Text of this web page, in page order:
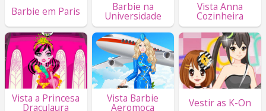
Barbie em Paris Barbie na
Universidade
Vista Anna
Cozinheira
Vista a Princesa
Draculaura
Vista Barbie
Aeromoça Vestir as K-On